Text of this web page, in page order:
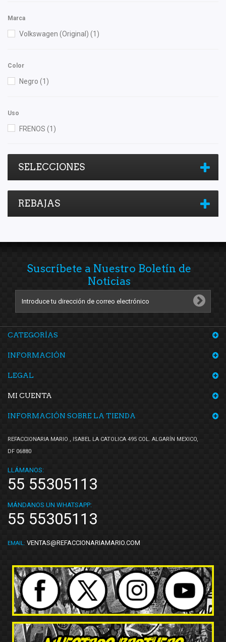
Marca
Volkswagen (Original) (1)
Color
Negro (1)
Uso
FRENOS (1)
SELECCIONES
REBAJAS
Suscríbete a Nuestro Boletín de
Noticias
CATEGORÍAS
INFORMACIÓN
LEGAL
MI CUENTA
INFORMACIÓN SOBRE LA TIENDA
REFACCIONARIA MARIO , ISABEL LA CATOLICA 495 COL. ALGARÍN MEXICO,
DF 06880
LLÁMANOS:
55 55305113
MÁNDANOS UN WHATSAPP:
55 55305113
EMAIL: VENTAS@REFACCIONARIAMARIO.COM